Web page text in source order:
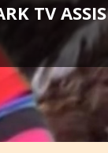
TV